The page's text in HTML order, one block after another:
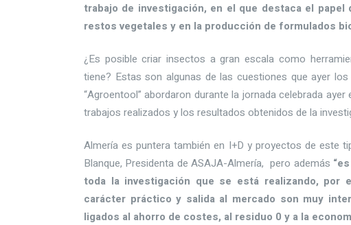
trabajo de investigación, en el que destaca el
restos vegetales y en la producción de formulados
¿Es posible criar insectos a gran escala como
tiene? Estas son algunas de las cuestiones que ayer
“Agroentool” abordaron durante la jornada celebrada
trabajos realizados y los resultados obtenidos de la
Almería es puntera también en I+D y proyectos de este
Blanque, Presidenta de ASAJA-Almería, pero además
toda la investigación que se está realizando, por
carácter práctico y salida al mercado son muy
ligados al ahorro de costes, al residuo 0 y a la